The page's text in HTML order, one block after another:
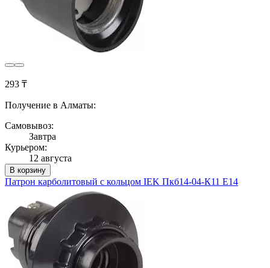
293 ₸
Получение в Алматы:
Самовывоз:
Завтра
Курьером:
12 августа
В корзину
Патрон карболитовый с кольцом IEK Пкб14-04-К11 Е14